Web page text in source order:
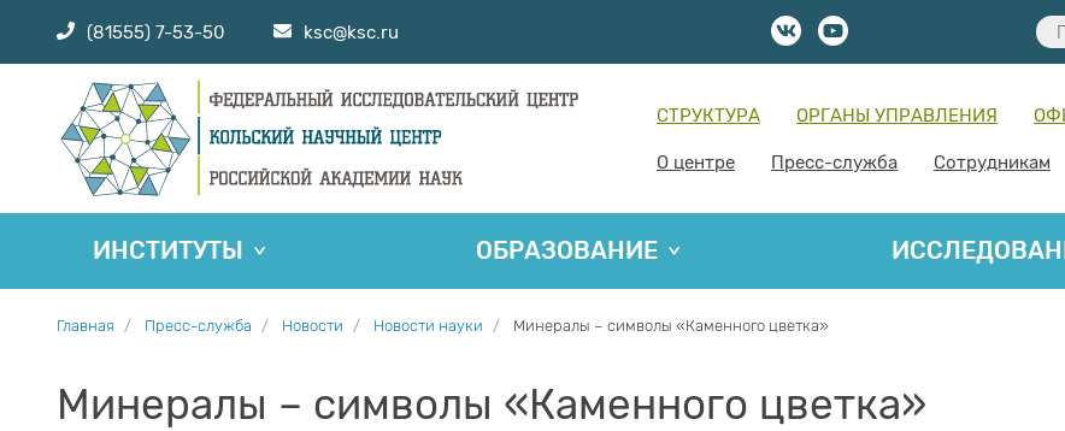
(81555) 7-53-50 ksc@ksc.ru
СТРУКТУРА ОРГАНЫ УПРАВЛЕНИЯ
О центре Пресс-служба Сотрудникам
ИНСТИТУТЫ ОБРАЗОВАНИЕ
Главная Пресс-служба Новости Новости науки Минералы – символы «Каменного цветка»
Минералы – символы «Каменного цветка»